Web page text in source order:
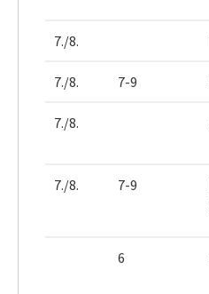
7./8.
7./8. 7-9
7./8.
7./8. 7-9
6